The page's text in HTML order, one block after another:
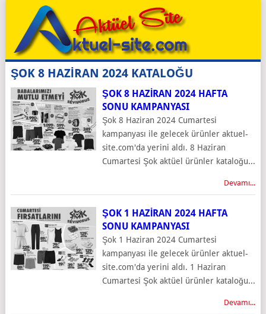
ŞOK 8 HAZİRAN 2024 KATALOĞU
ŞOK 8 HAZIRAN 2024 HAFTA
SONU KAMPANYASI
Şok 8 Haziran 2024 Cumartesi
kampanyası ile gelecek ürünler aktuel-
site.com'da yerini aldı. 8 Haziran
Cumartesi Şok aktüel ürünler kataloğu...
Devamı...
ŞOK 1 HAZIRAN 2024 HAFTA
SONU KAMPANYASI
Şok 1 Haziran 2024 Cumartesi
kampanyası ile gelecek ürünler aktuel-
site.com'da yerini aldı. 1 Haziran
Cumartesi Şok aktüel ürünler kataloğu...
Devamı...